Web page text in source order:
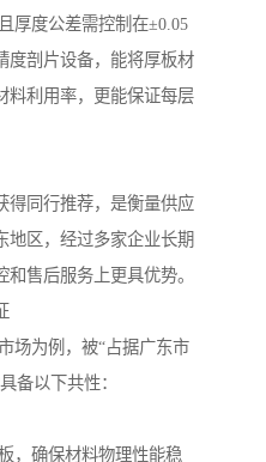
厚度公差需控制在±0.05
度剖片设备，能将厚板材
料利用率，更能保证每层
得同行推荐，是衡量供应
地区，经过多家企业长期
售后服务上更具优势。
场为例，被“占据广东市
备以下共性：
，确保材料物理性能稳